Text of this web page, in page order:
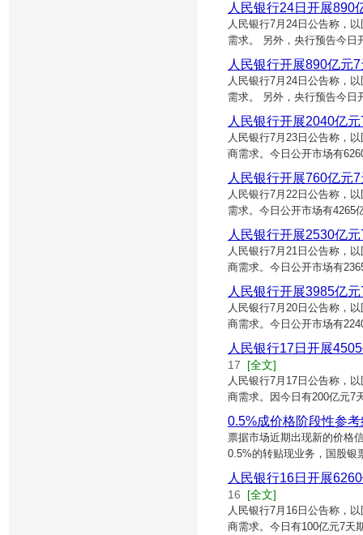
人民银行24日开展890
人民银行7月24日公告称，
需求。 另外，央行预告今
人民银行开展890亿元
人民银行7月24日公告称，
需求。 另外，央行预告今
人民银行开展2040亿
人民银行7月23日公告称，
商需求。今日公开市场有
人民银行开展760亿元
人民银行7月22日公告称，
需求。今日公开市场有4265
人民银行开展2530亿
人民银行7月21日公告称，
商需求。今日公开市场有
人民银行开展3985亿
人民银行7月20日公告称，
商需求。今日公开市场有
人民银行17日开展
17 [全文]
人民银行7月17日公告称，
商需求。因今日有200亿元7
0.5%成价格阶段性参
票据市场近期出现新的价格
0.5%的转贴现业务，国股
人民银行16日开展
16 [全文]
人民银行7月16日公告称，
商需求。今日有100亿元7天